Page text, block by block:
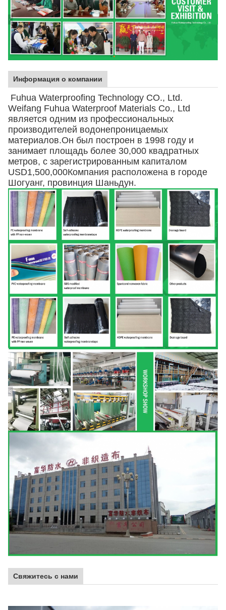
Информация о компании
Fuhua Waterproofing Technology CO., Ltd.
Weifang Fuhua Waterproof Materials Co., Ltd
является одним из профессиональных
производителей водонепроницаемых
материалов.Он был построен в 1998 году и
занимает площадь более 30,000 квадратных
метров, с зарегистрированным капиталом
USD1,500,000Компания расположена в городе
Шогуанг, провинция Шаньдун.
Свяжитесь с нами